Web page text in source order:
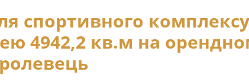
спортивного
4942,2 кв.м на